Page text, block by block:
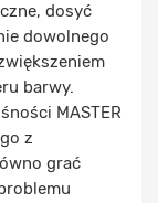
dosyć
dowolnego
barwy.
MASTER
z
grać